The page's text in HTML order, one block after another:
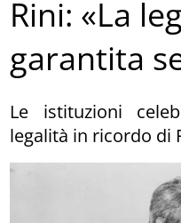
Rini: «La
garantita
Le istituzioni
legalità in ricordo di